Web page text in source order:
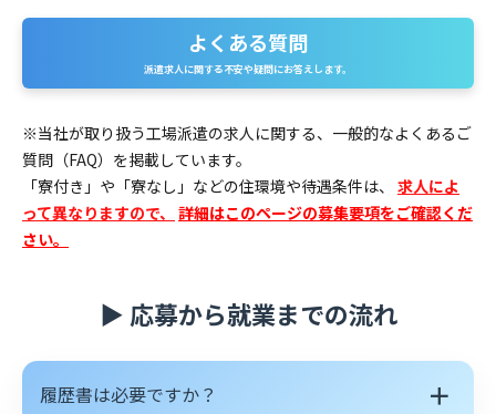
よくある質問
派遣求人に関する不安や疑問にお答えします。
※当社が取り扱う工場派遣の求人に関する、一般的なよくあるご
質問（FAQ）を掲載しています。
「寮付き」や「寮なし」などの住環境や待遇条件は、 求人によ
って異なりますので、 詳細はこのページの募集要項をご確認くだ
さい。
▶ 応募から就業までの流れ
履歴書は必要ですか？ ＋